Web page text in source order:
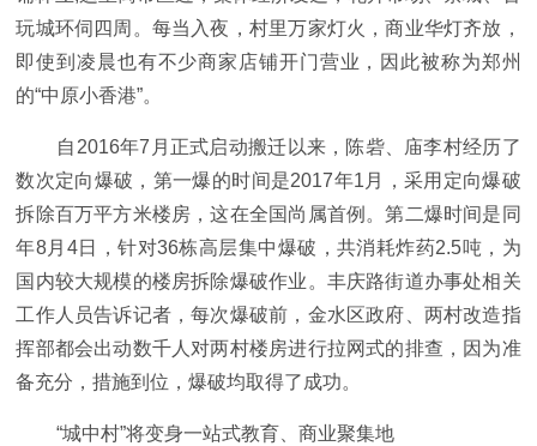
玩城环伺四周。每当入夜，村里万家灯火，商业华灯齐放，
即使到凌晨也有不少商家店铺开门营业，因此被称为郑州
的“中原小香港”。
自2016年7月正式启动搬迁以来，陈砦、庙李村经历了
数次定向爆破，第一爆的时间是2017年1月，采用定向爆破
拆除百万平方米楼房，这在全国尚属首例。第二爆时间是同
年8月4日，针对36栋高层集中爆破，共消耗炸药2.5吨，为
国内较大规模的楼房拆除爆破作业。丰庆路街道办事处相关
工作人员告诉记者，每次爆破前，金水区政府、两村改造指
挥部都会出动数千人对两村楼房进行拉网式的排查，因为准
备充分，措施到位，爆破均取得了成功。
“城中村”将变身一站式教育、商业聚集地